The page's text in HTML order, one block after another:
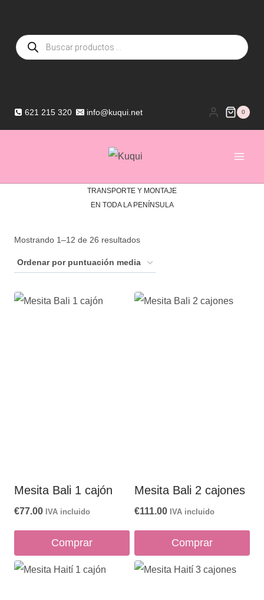
contenido
Búsqueda
de
productos
621 215 320 info@kuqui.net 0
TRANSPORTE Y MONTAJE
EN TODA LA PENÍNSULA
Mostrando 1–12 de 26 resultadosOrdenado
puntuación
media
Mesita Bali 1 cajón
€77.00 IVA incluido
Comprar
Mesita Bali 2 cajones
€111.00 IVA incluido
Comprar